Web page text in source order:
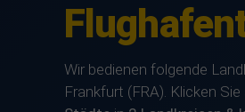
Wir bedienen folgende
Frankfurt (FRA). Klicken